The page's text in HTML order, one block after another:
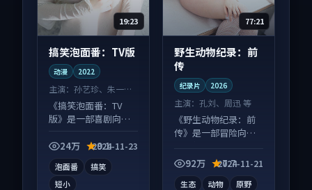
19:23
搞笑泡面番：TV版
动漫 2022
主演： 孙艺珍、朱一龙
等
《搞笑泡面番：TV
版》是一部喜剧向动
为内核，情感戏份扎
24万 9.1
2024-11-23
泡面番
搞笑
短小
77:21
野生动物纪录：前
传
纪录片 2026
主演：孔刘、周迅 等
《野生动物纪录：前
传》是一部冒险向纪
长为内核，情感戏份
扎实。
92万 7.7
2024-11-21
生态 动物 原野